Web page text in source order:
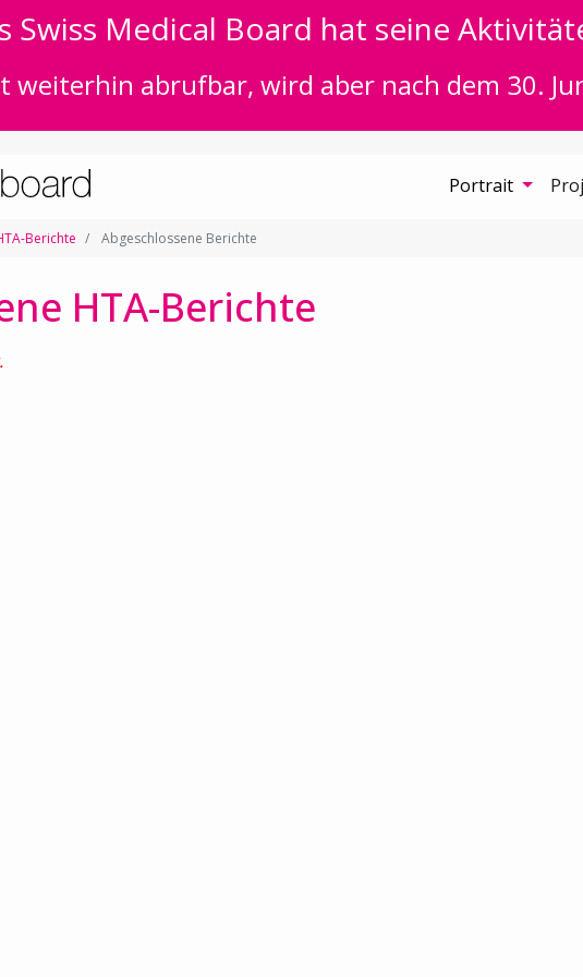
Swiss Medical Board hat seine
weiterhin abrufbar, wird aber nach dem 30.
Portrait
Berichte Abgeschlossene Berichte
HTA-Berichte